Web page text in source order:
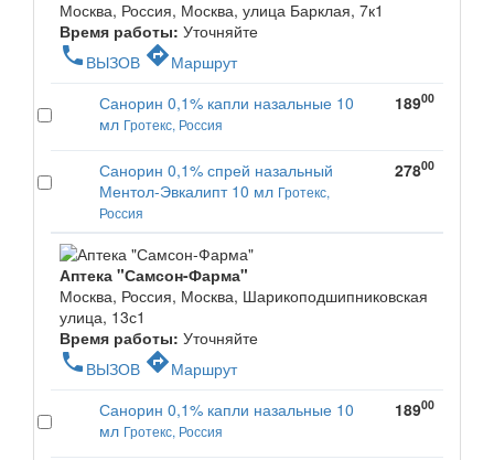
Москва, Россия, Москва, улица Барклая, 7к1
Время работы: Уточняйте
phone ВЫЗОВ directionsМаршрут
Санорин 0,1% капли назальные 10
мл Гротекс, Россия
18900
Санорин 0,1% спрей назальный
Ментол-Эвкалипт 10 мл Гротекс,
Россия
27800
Аптека "Самсон-Фарма"
Москва, Россия, Москва, Шарикоподшипниковская
улица, 13с1
Время работы: Уточняйте
phone ВЫЗОВ directionsМаршрут
Санорин 0,1% капли назальные 10
мл Гротекс, Россия
18900